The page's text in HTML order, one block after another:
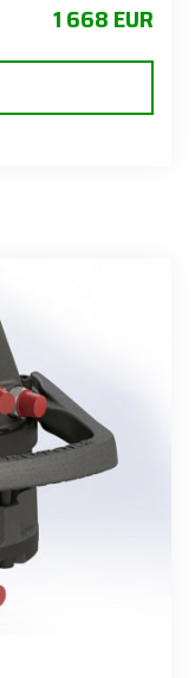
1 668 EUR